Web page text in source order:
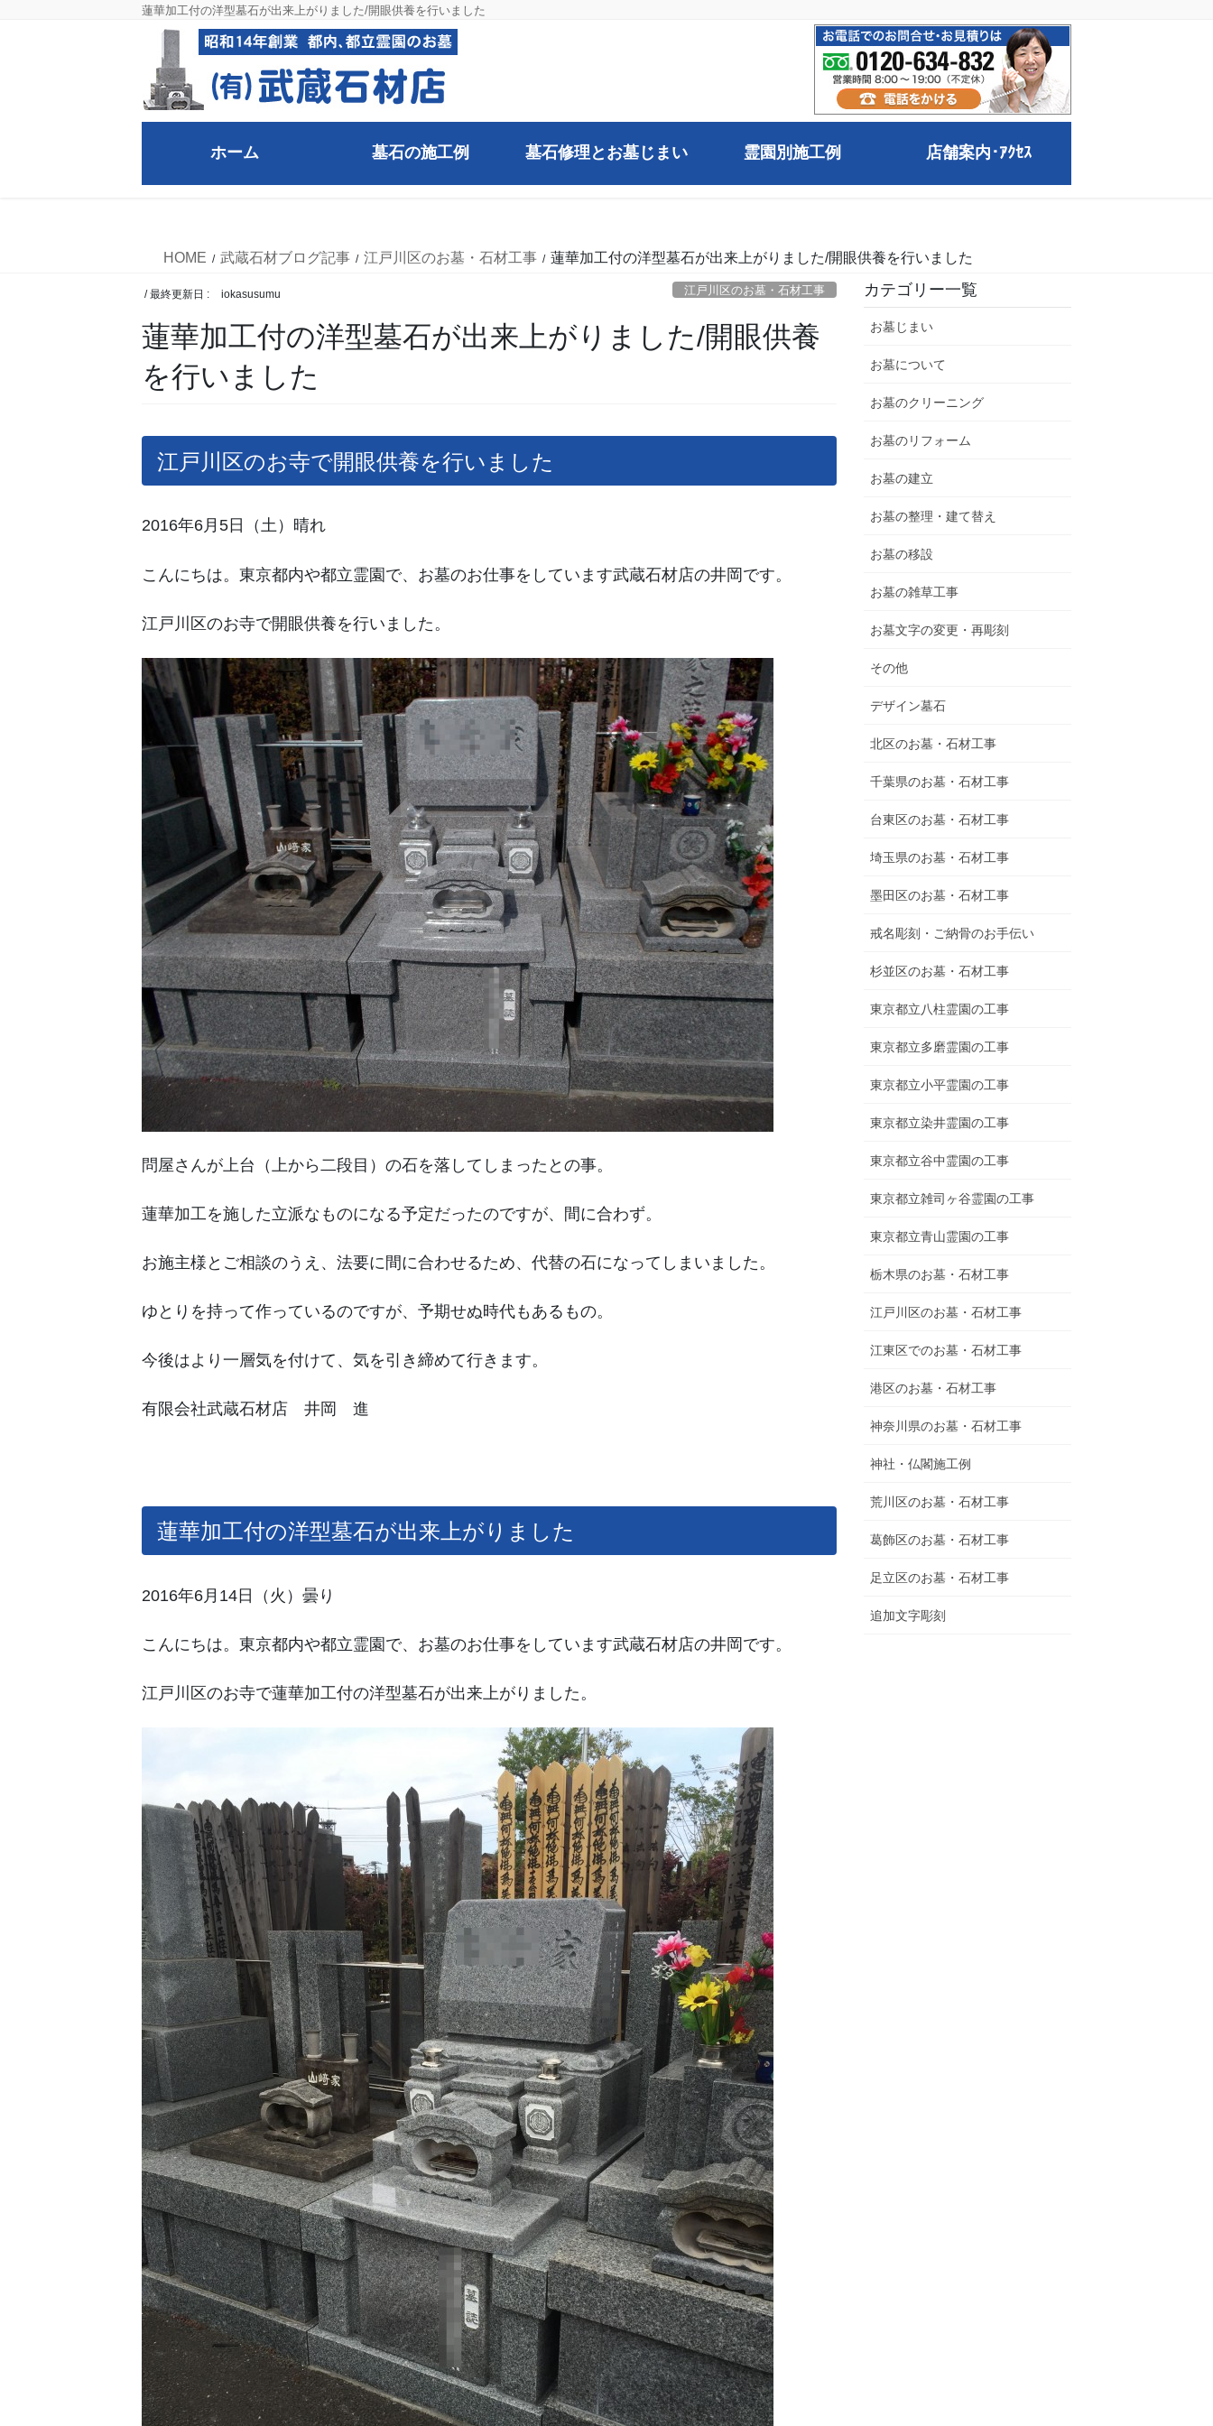
蓮華加工付の洋型墓石が出来上がりました/開眼供養を行いました
ホーム 墓石の施工例 墓石修理とお墓じまい 霊園別施工例 店舗案内･ｱｸｾｽ
HOME 武蔵石材ブログ記事 江戸川区のお墓・石材工事 蓮華加工付の洋型墓石が出来上がりました/開眼供養を行いました
/ 最終更新日 : iokasusumu 江戸川区のお墓・石材工事
蓮華加工付の洋型墓石が出来上がりました/開眼供養
を行いました
江戸川区のお寺で開眼供養を行いました
2016年6月5日（土）晴れ
こんにちは。東京都内や都立霊園で、お墓のお仕事をしています武蔵石材店の井岡です。
江戸川区のお寺で開眼供養を行いました。
問屋さんが上台（上から二段目）の石を落してしまったとの事。
蓮華加工を施した立派なものになる予定だったのですが、間に合わず。
お施主様とご相談のうえ、法要に間に合わせるため、代替の石になってしまいました。
ゆとりを持って作っているのですが、予期せぬ時代もあるもの。
今後はより一層気を付けて、気を引き締めて行きます。
有限会社武蔵石材店 井岡 進
蓮華加工付の洋型墓石が出来上がりました
2016年6月14日（火）曇り
こんにちは。東京都内や都立霊園で、お墓のお仕事をしています武蔵石材店の井岡です。
江戸川区のお寺で蓮華加工付の洋型墓石が出来上がりました。
カテゴリー一覧
お墓じまい
お墓について
お墓のクリーニング
お墓のリフォーム
お墓の建立
お墓の整理・建て替え
お墓の移設
お墓の雑草工事
お墓文字の変更・再彫刻
その他
デザイン墓石
北区のお墓・石材工事
千葉県のお墓・石材工事
台東区のお墓・石材工事
埼玉県のお墓・石材工事
墨田区のお墓・石材工事
戒名彫刻・ご納骨のお手伝い
杉並区のお墓・石材工事
東京都立八柱霊園の工事
東京都立多磨霊園の工事
東京都立小平霊園の工事
東京都立染井霊園の工事
東京都立谷中霊園の工事
東京都立雑司ヶ谷霊園の工事
東京都立青山霊園の工事
栃木県のお墓・石材工事
江戸川区のお墓・石材工事
江東区でのお墓・石材工事
港区のお墓・石材工事
神奈川県のお墓・石材工事
神社・仏閣施工例
荒川区のお墓・石材工事
葛飾区のお墓・石材工事
足立区のお墓・石材工事
追加文字彫刻